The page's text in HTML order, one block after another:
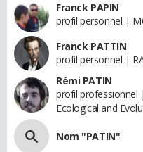
Franck PAPIN
profil personnel |
Franck PATTIN
profil personnel |
Rémi PATIN
profil professionnel
Ecological and
Nom "PATIN"